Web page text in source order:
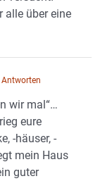
alle über eine
Antworten
wir mal“…
eure
-häuser, -
mein Haus
guter